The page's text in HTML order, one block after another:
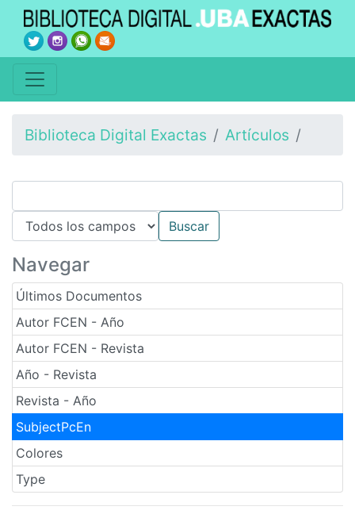
Biblioteca Digital Exactas Artículos
Navegar
Últimos Documentos
Autor FCEN - Año
Autor FCEN - Revista
Año - Revista
Revista - Año
SubjectPcEn
Colores
Type